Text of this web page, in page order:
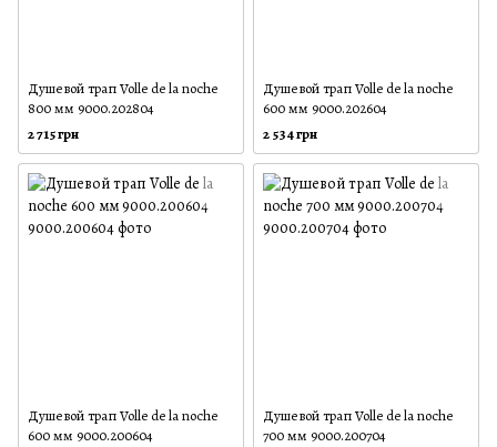
Душевой трап Volle de la noche
800 мм 9000.202804
2 715 грн
Душевой трап Volle de la noche
600 мм 9000.202604
2 534 грн
Душевой трап Volle de la noche
600 мм 9000.200604
Душевой трап Volle de la noche
700 мм 9000.200704